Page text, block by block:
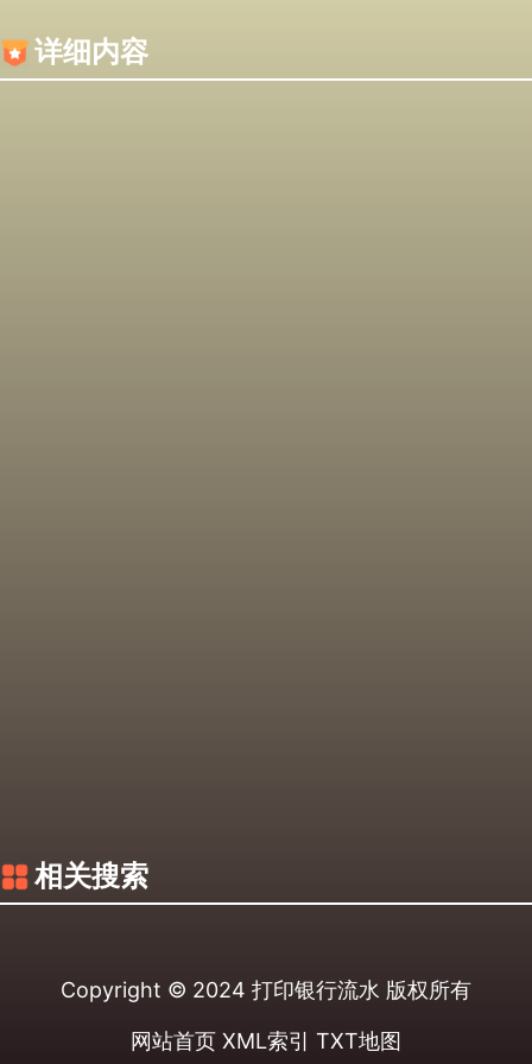
详细内容
相关搜索
Copyright © 2024 打印银行流水 版权所有
网站首页 XML索引 TXT地图